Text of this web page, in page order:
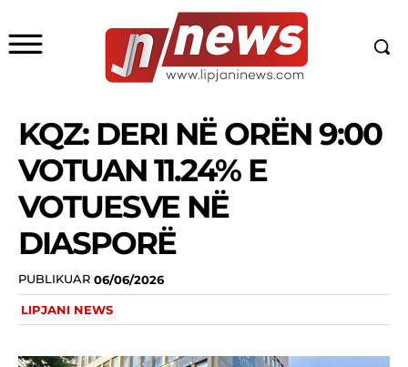
KQZ: DERI NË ORËN 9:00
VOTUAN 11.24% E
VOTUESVE NË
DIASPORË
PUBLIKUAR 06/06/2026
LIPJANI NEWS